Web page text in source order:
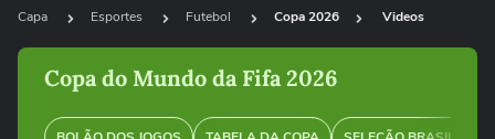
Capa Esportes Futebol Copa 2026 Videos
Copa do Mundo da Fifa 2026